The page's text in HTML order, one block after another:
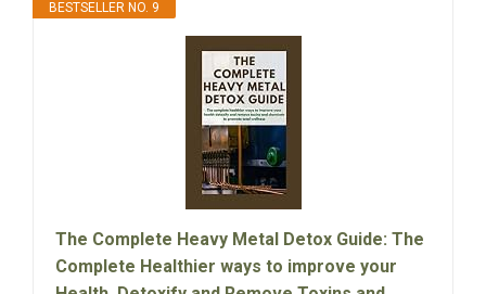
BESTSELLER NO. 9
The Complete Heavy Metal Detox Guide: The
Complete Healthier ways to improve your